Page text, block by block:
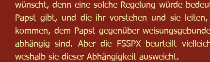
wünscht, denn eine solche Regelung würde
Papst gibt, und die ihr vorstehen und sie
kommen, dem Papst gegenüber
abhängig sind. Aber die FSSPX beurteilt
weshalb sie dieser Abhängigkeit ausweicht.